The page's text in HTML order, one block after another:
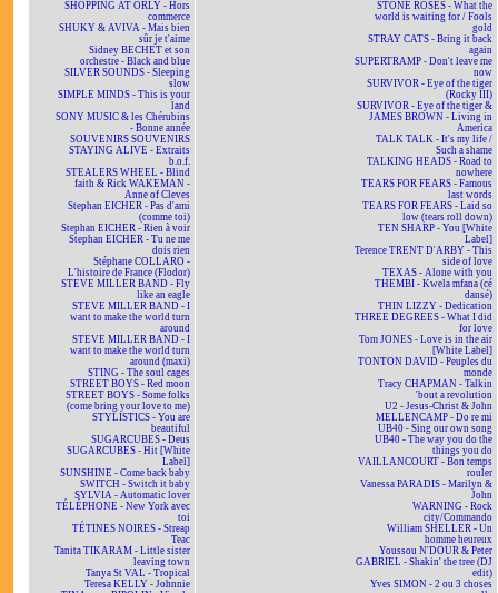
SHOPPING AT ORLY - Hors
commerce
SHUKY & AVIVA - Mais bien
sûr je t'aime
Sidney BECHET et son
orchestre - Black and blue
SILVER SOUNDS - Sleeping
slow
SIMPLE MINDS - This is your
land
SONY MUSIC & les Chérubins
- Bonne année
SOUVENIRS SOUVENIRS
STAYING ALIVE - Extraits
b.o.f.
STEALERS WHEEL - Blind
faith & Rick WAKEMAN -
Anne of Cleves
Stephan EICHER - Pas d'ami
(comme toi)
Stephan EICHER - Rien à voir
Stephan EICHER - Tu ne me
dois rien
Stéphane COLLARO -
L'histoire de France (Flodor)
STEVE MILLER BAND - Fly
like an eagle
STEVE MILLER BAND - I
want to make the world turn
around
STEVE MILLER BAND - I
want to make the world turn
around (maxi)
STING - The soul cages
STREET BOYS - Red moon
STREET BOYS - Some folks
(come bring your love to me)
STYLISTICS - You are
beautiful
SUGARCUBES - Deus
SUGARCUBES - Hit [White
Label]
SUNSHINE - Come back baby
SWITCH - Switch it baby
SYLVIA - Automatic lover
TÉLÉPHONE - New York avec
toi
TÉTINES NOIRES - Streap
Teac
Tanita TIKARAM - Little sister
leaving town
Tanya St VAL - Tropical
Teresa KELLY - Johnnie
STONE ROSES - What the
world is waiting for / Fools
gold
STRAY CATS - Bring it back
again
SUPERTRAMP - Don't leave me
now
SURVIVOR - Eye of the tiger
(Rocky III)
SURVIVOR - Eye of the tiger &
JAMES BROWN - Living in
America
TALK TALK - It's my life /
Such a shame
TALKING HEADS - Road to
nowhere
TEARS FOR FEARS - Famous
last words
TEARS FOR FEARS - Laid so
low (tears roll down)
TEN SHARP - You [White
Label]
Terence TRENT D'ARBY - This
side of love
TEXAS - Alone with you
THEMBI - Kwela mfana (cé
dansé)
THIN LIZZY - Dedication
THREE DEGREES - What I did
for love
Tom JONES - Love is in the air
[White Label]
TONTON DAVID - Peuples du
monde
Tracy CHAPMAN - Talkin
'bout a revolution
U2 - Jesus-Christ & John
MELLENCAMP - Do re mi
UB40 - Sing our own song
UB40 - The way you do the
things you do
VAILLANCOURT - Bon temps
rouler
Vanessa PARADIS - Marilyn &
John
WARNING - Rock
city/Commando
William SHELLER - Un
homme heureux
Youssou N'DOUR & Peter
GABRIEL - Shakin' the tree (DJ
edit)
Yves SIMON - 2 ou 3 choses